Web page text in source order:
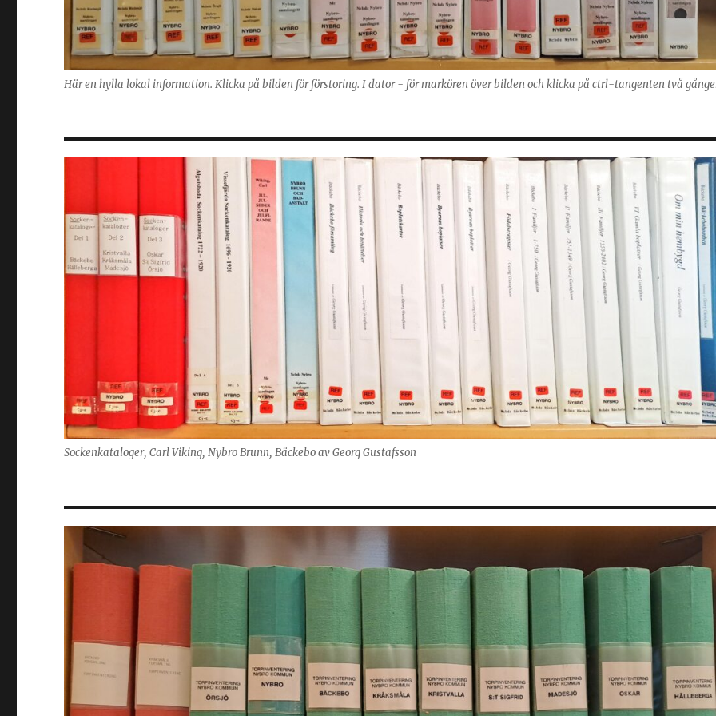
Här en hylla lokal information. Klicka på bilden för förstoring. I dator - för markören över bilden och klicka på ctrl-tangenten två
Sockenkataloger, Carl Viking, Nybro Brunn, Bäckebo av Georg Gustafsson